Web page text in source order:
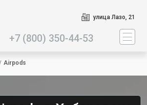
улица Лазо, 21
+7 (800) 350-44-53
Airpods